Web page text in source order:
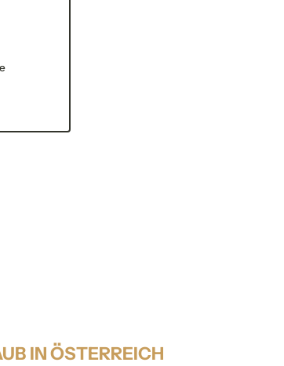
IN ÖSTERREICH